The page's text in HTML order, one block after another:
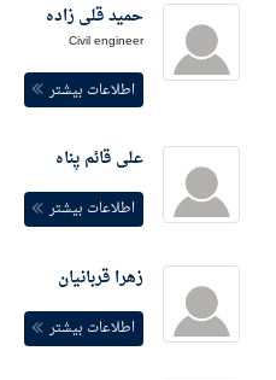
حمید قلی زاده
Civil engineer
اطلاعات بیشتر
علی قائم پناه
اطلاعات بیشتر
زهرا قربانیان
اطلاعات بیشتر